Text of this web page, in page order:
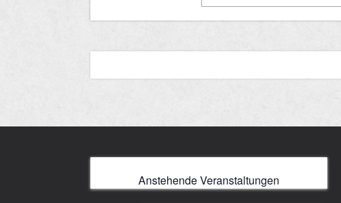
Anstehende Veranstaltungen